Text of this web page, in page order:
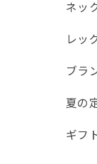
ネッ
レッ
ブラ
夏の
ギフ